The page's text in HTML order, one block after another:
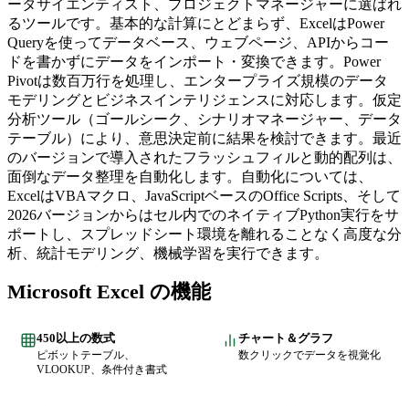
ータサイエンティスト、プロジェクトマネージャーに選ばれ
るツールです。基本的な計算にとどまらず、ExcelはPower
Queryを使ってデータベース、ウェブページ、APIからコー
ドを書かずにデータをインポート・変換できます。Power
Pivotは数百万行を処理し、エンタープライズ規模のデータ
モデリングとビジネスインテリジェンスに対応します。仮定
分析ツール（ゴールシーク、シナリオマネージャー、データ
テーブル）により、意思決定前に結果を検討できます。最近
のバージョンで導入されたフラッシュフィルと動的配列は、
面倒なデータ整理を自動化します。自動化については、
ExcelはVBAマクロ、JavaScriptベースのOffice Scripts、そして
2026バージョンからはセル内でのネイティブPython実行をサ
ポートし、スプレッドシート環境を離れることなく高度な分
析、統計モデリング、機械学習を実行できます。
Microsoft Excel の機能
450以上の数式
ピボットテーブル、
VLOOKUP、条件付き書式
チャート＆グラフ
数クリックでデータを視覚化